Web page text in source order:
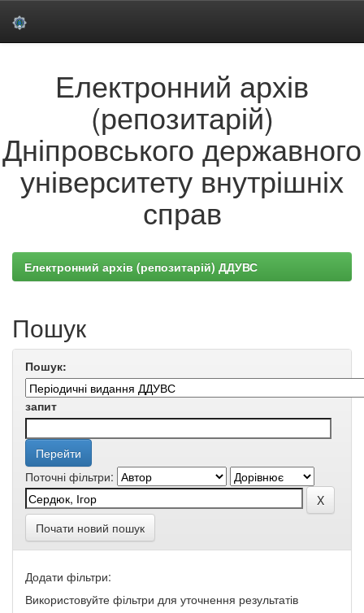
Електронний архів
(репозитарій)
Дніпровського державного
університету внутрішніх
справ
Електронний архів (репозитарій) ДДУВС
Пошук
Пошук:
запит
Поточні фільтри:
Почати новий пошук
Додати фільтри:
Використовуйте фільтри для уточнення результатів